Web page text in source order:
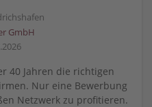
GmbH
40 Jahren die richtigen
Nur eine Bewerbung
Netzwerk zu profitieren.